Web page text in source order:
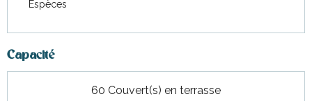
Espèces
Capacité
60 Couvert(s) en terrasse